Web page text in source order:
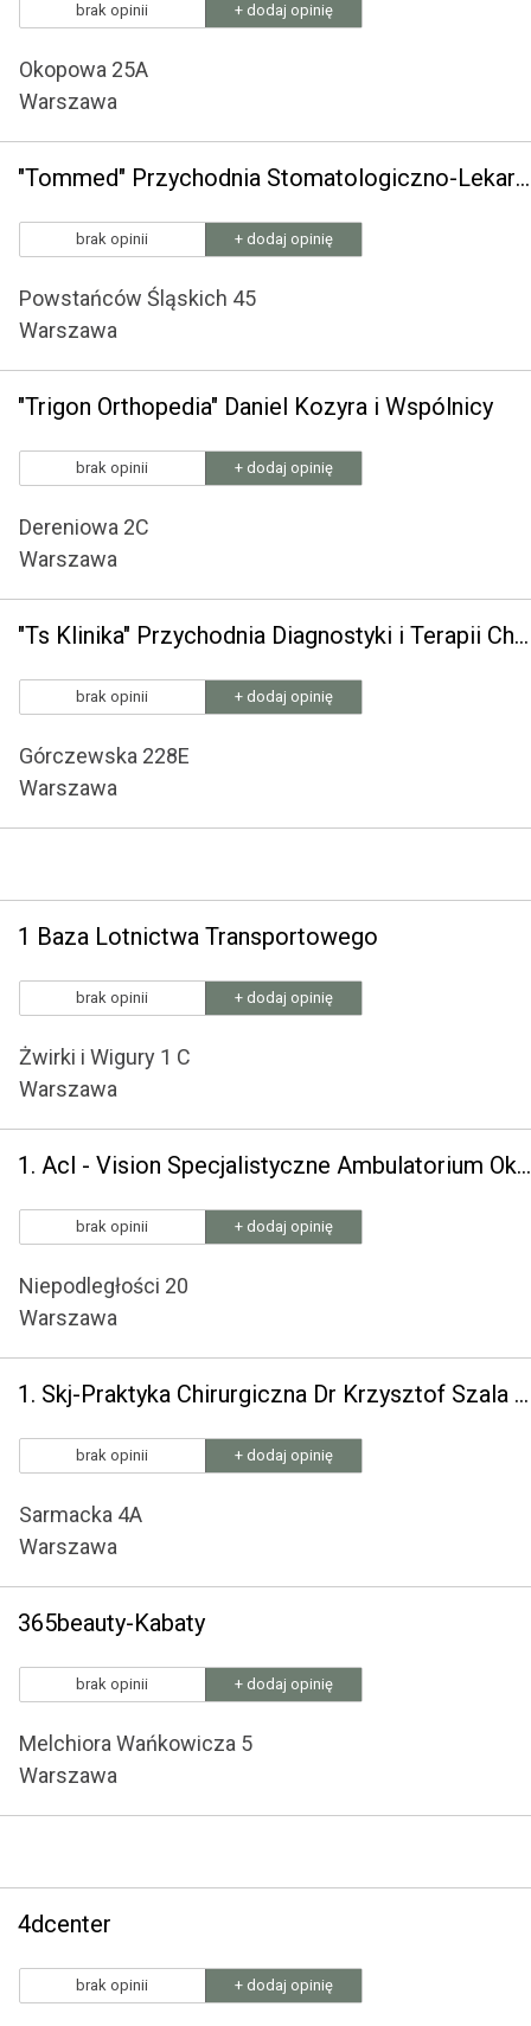
brak opinii + dodaj opinię
Okopowa 25A
Warszawa
"Tommed" Przychodnia Stomatologiczno-Lekarska
brak opinii + dodaj opinię
Powstańców Śląskich 45
Warszawa
"Trigon Orthopedia" Daniel Kozyra i Wspólnicy
brak opinii + dodaj opinię
Dereniowa 2C
Warszawa
"Ts Klinika" Przychodnia Diagnostyki i Terapii Chorób Serca, Płuc i Naczyń Centrum Leczenia Przeciwzakrzepowego
brak opinii + dodaj opinię
Górczewska 228E
Warszawa
1 Baza Lotnictwa Transportowego
brak opinii + dodaj opinię
Żwirki i Wigury 1 C
Warszawa
1. Acl - Vision Specjalistyczne Ambulatorium Okulistyczne - NZOZ - Piotr Szymanek; 2. Aqua Lens Ewa, Piotr, Katarzyna, Stanisław Szymanek
brak opinii + dodaj opinię
Niepodległości 20
Warszawa
1. Skj-Praktyka Chirurgiczna Dr Krzysztof Szala 2. Skj Centrum Medyczne Dr Krzysztof Szala
brak opinii + dodaj opinię
Sarmacka 4A
Warszawa
365beauty-Kabaty
brak opinii + dodaj opinię
Melchiora Wańkowicza 5
Warszawa
4dcenter
brak opinii + dodaj opinię